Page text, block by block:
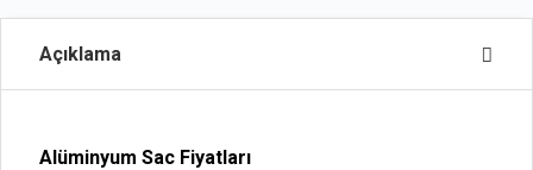
Açıklama
Alüminyum Sac Fiyatları